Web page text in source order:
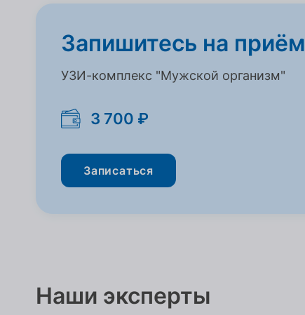
Запишитесь на приём
УЗИ-комплекс "Мужской организм"
3 700 ₽
Записаться
Наши эксперты